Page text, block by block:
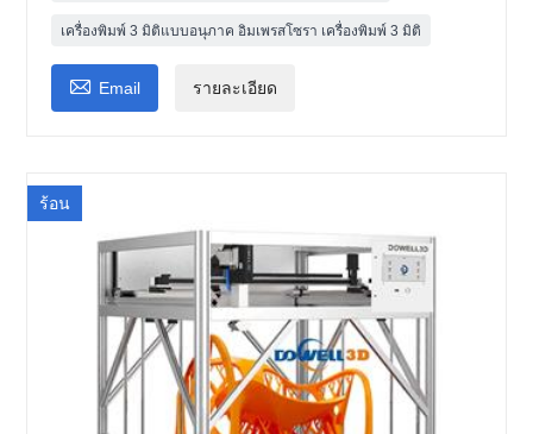
เครื่องพิมพ์ 3 มิติแบบอนุภาค อิมเพรสโซรา เครื่องพิมพ์ 3 มิติ
 Email รายละเอียด
ร้อน